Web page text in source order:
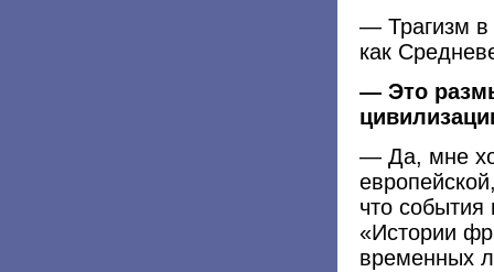
— Трагизм в
как
— Это
— Да, мне
что события
«Истории
временных